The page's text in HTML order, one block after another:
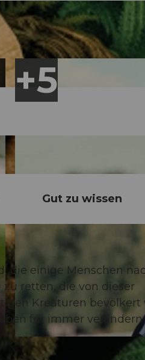
Gut zu wissen
die einige Menschen
zu retten, die von dieser
Kreaturen bevölkert
für immer verändern